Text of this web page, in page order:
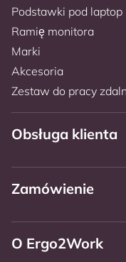
Podstawki pod laptop
Ramię monitora
Marki
Akcesoria
Zestaw do pracy
Obsługa klienta
Zamówienie
O Ergo2Work